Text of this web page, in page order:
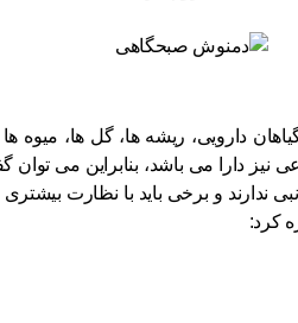
دارویی، ریشه‌ ها، گل ‌ها،
نیز دارا می باشد، بنابراین می‌
ندارند و برخی باید با نظارت
کرد: